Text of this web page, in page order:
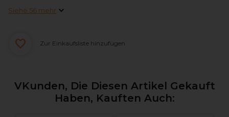
Siehe 56 mehr
Zur Einkaufsliste hinzufügen
VKunden, Die Diesen Artikel Gekauft
Haben, Kauften Auch: